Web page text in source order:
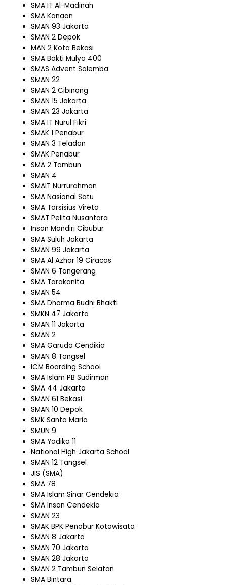
SMA IT Al-Madinah
SMA Kanaan
SMAN 93 Jakarta
SMAN 2 Depok
MAN 2 Kota Bekasi
SMA Bakti Mulya 400
SMAS Advent Salemba
SMAN 22
SMAN 2 Cibinong
SMAN 15 Jakarta
SMAN 23 Jakarta
SMA IT Nurul Fikri
SMAK 1 Penabur
SMAN 3 Teladan
SMAK Penabur
SMA 2 Tambun
SMAN 4
SMAIT Nurrurahman
SMA Nasional Satu
SMA Tarsisius Vireta
SMAT Pelita Nusantara
Insan Mandiri Cibubur
SMA Suluh Jakarta
SMAN 99 Jakarta
SMA Al Azhar 19 Ciracas
SMAN 6 Tangerang
SMA Tarakanita
SMAN 54
SMA Dharma Budhi Bhakti
SMKN 47 Jakarta
SMAN 11 Jakarta
SMAN 2
SMA Garuda Cendikia
SMAN 8 Tangsel
ICM Boarding School
SMA Islam PB Sudirman
SMA 44 Jakarta
SMAN 61 Bekasi
SMAN 10 Depok
SMK Santa Maria
SMUN 9
SMA Yadika 11
National High Jakarta School
SMAN 12 Tangsel
JIS (SMA)
SMA 78
SMA Islam Sinar Cendekia
SMA Insan Cendekia
SMAN 23
SMAK BPK Penabur Kotawisata
SMAN 8 Jakarta
SMAN 70 Jakarta
SMAN 28 Jakarta
SMAN 2 Tambun Selatan
SMA Bintara